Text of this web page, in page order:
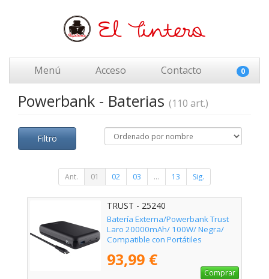
Menú Acceso Contacto 0
Powerbank - Baterias (110 art.)
Filtro
Ant. 01 02 03 ... 13 Sig.
TRUST - 25240
Batería Externa/Powerbank Trust
Laro 20000mAh/ 100W/ Negra/
Compatible con Portátiles
93,99 €
Comprar